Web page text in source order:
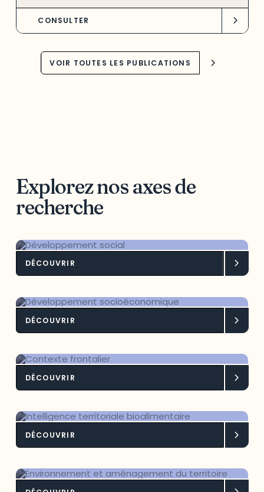
CONSULTER
VOIR TOUTES LES PUBLICATIONS
Explorez nos axes de
recherche
Développement social
DÉCOUVRIR
Développement socioéconomique
DÉCOUVRIR
Contexte frontalier
DÉCOUVRIR
Intelligence territoriale
bioalimentaire
DÉCOUVRIR